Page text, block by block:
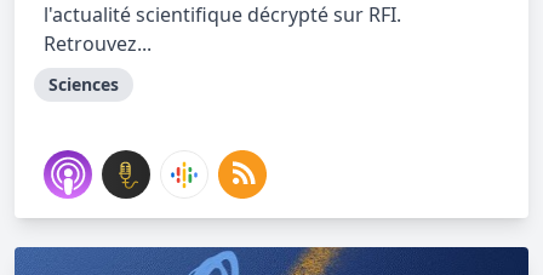
l'actualité scientifique décrypté sur RFI.
Retrouvez...
Sciences